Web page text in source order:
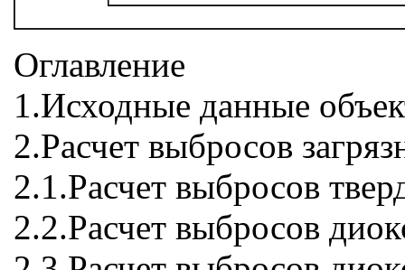
Оглавление
1.Исходные данные
2.Расчет выбросов
2.1.Расчет выбросов
2.2.Расчет выбросов